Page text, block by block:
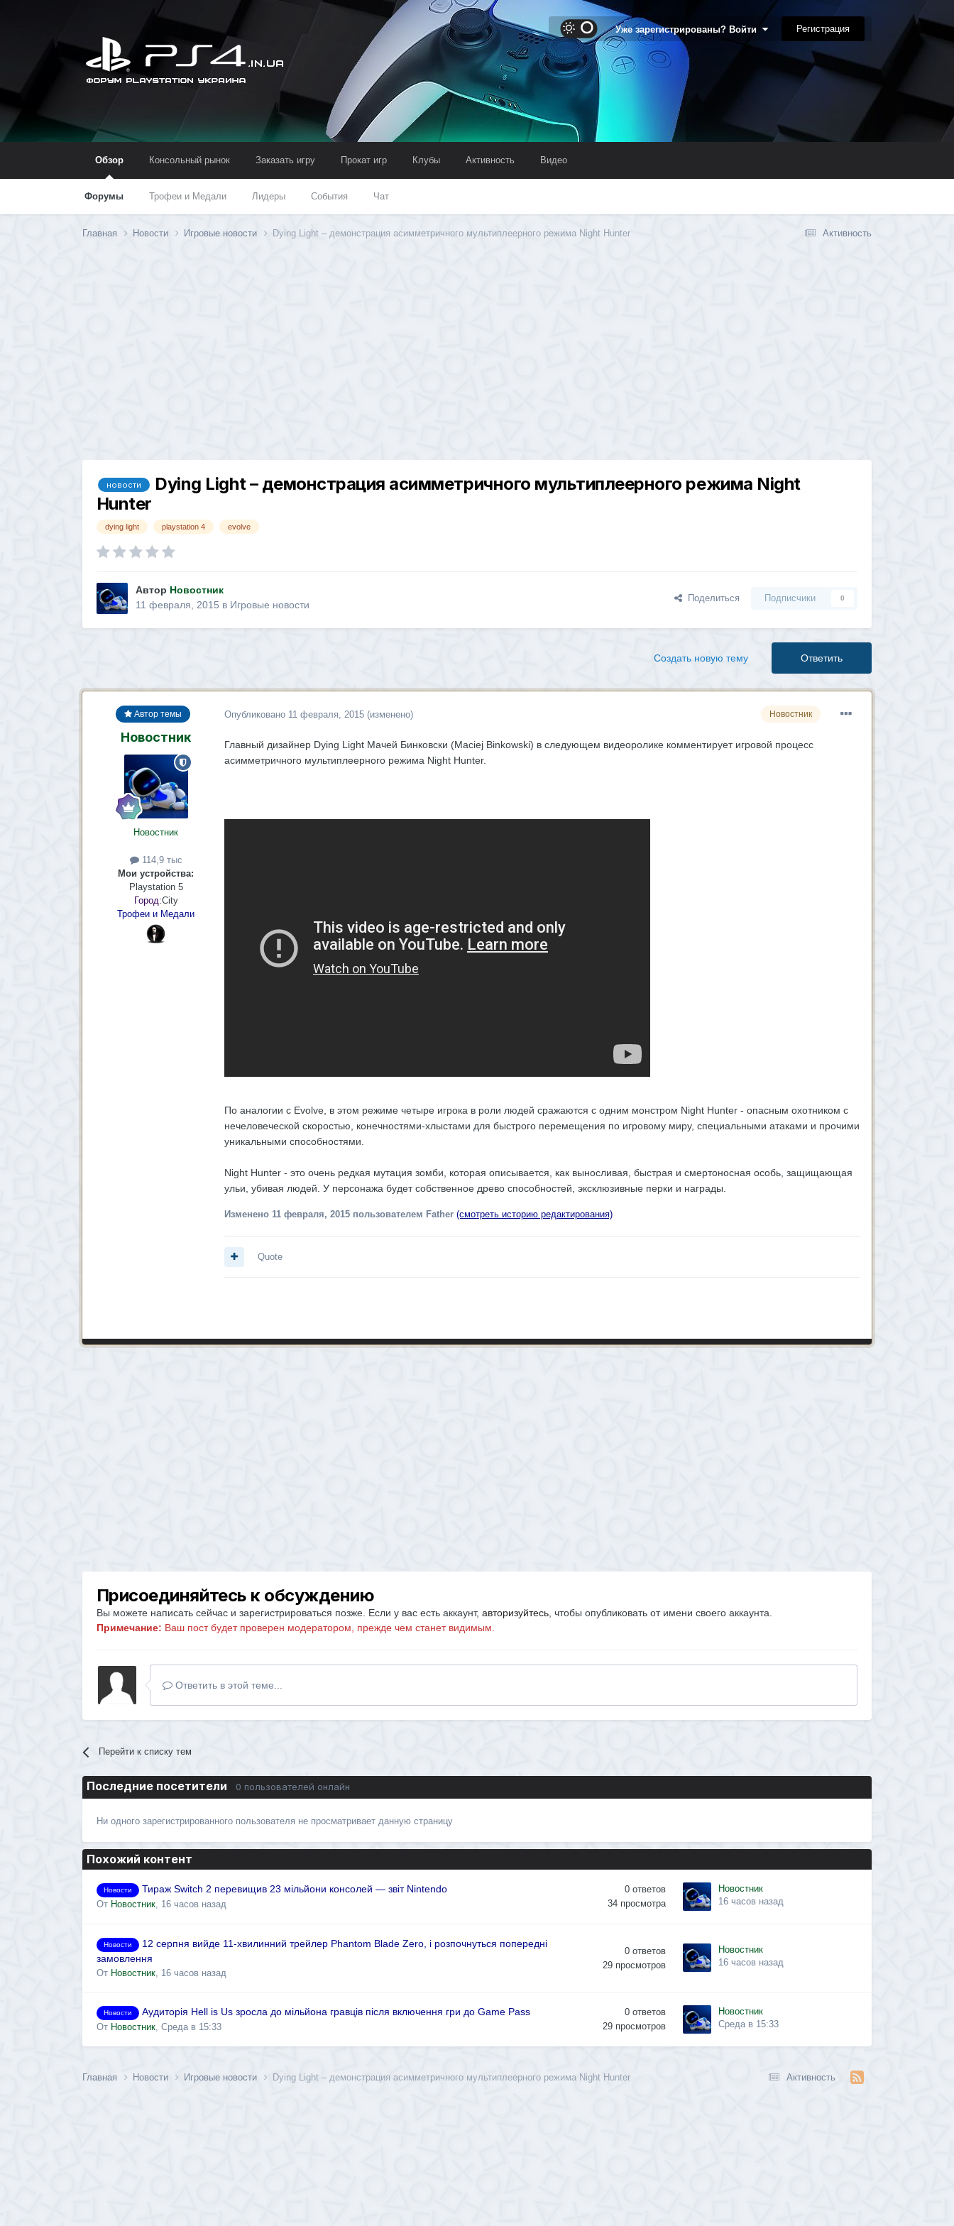
Уже зарегистрированы? Войти Регистрация
Обзор
Форумы Трофеи и Медали Лидеры События Чат
Консольный рынок Заказать игру Прокат игр Клубы Активность Видео
Активность
Главная Новости Игровые новости Dying Light – демонстрация асимметричного мультиплеерного режима Night Hunter
новости
Dying Light – демонстрация асимметричного мультиплеерного режима Night
Hunter
dying light playstation 4 evolve
Автор Новостник
11 февраля, 2015 в Игровые новости
Поделиться Подписчики 0
Ответить
Создать новую тему
Автор темы
Новостник
Новостник
114,9 тыс
Мои устройства:
Playstation 5
Город:City
Трофеи и Медали
Новостник
Опубликовано 11 февраля, 2015 (изменено)
Главный дизайнер Dying Light Мачей Бинковски (Maciej Binkowski) в следующем видеоролике комментирует игровой процесс
асимметричного мультиплеерного режима Night Hunter.
По аналогии с Evolve, в этом режиме четыре игрока в роли людей сражаются с одним монстром Night Hunter - опасным охотником с
нечеловеческой скоростью, конечностями-хлыстами для быстрого перемещения по игровому миру, специальными атаками и прочими
уникальными способностями.
Night Hunter - это очень редкая мутация зомби, которая описывается, как выносливая, быстрая и смертоносная особь, защищающая
ульи, убивая людей. У персонажа будет собственное древо способностей, эксклюзивные перки и награды.
Изменено 11 февраля, 2015пользователем Father (смотреть историю редактирования)
Quote
Присоединяйтесь к обсуждению
Вы можете написать сейчас и зарегистрироваться позже. Если у вас есть аккаунт, авторизуйтесь, чтобы опубликовать от имени своего аккаунта.
Примечание: Ваш пост будет проверен модератором, прежде чем станет видимым.
Ответить в этой теме...
Перейти к списку тем
Последние посетители 0 пользователей онлайн
Ни одного зарегистрированного пользователя не просматривает данную страницу
Похожий контент
Новости
Тираж Switch 2 перевищив 23 мільйони консолей — звіт Nintendo
От Новостник, 16 часов назад
0 ответов
34 просмотра
Новостник
16 часов назад
Новости
12 серпня вийде 11-хвилинний трейлер Phantom Blade Zero, і розпочнуться попередні
замовлення
От Новостник, 16 часов назад
0 ответов
29 просмотров
Новостник
16 часов назад
Новости
Аудиторія Hell is Us зросла до мільйона гравців після включення гри до Game Pass
От Новостник, Среда в 15:33
0 ответов
29 просмотров
Новостник
Среда в 15:33
Активность
Главная Новости Игровые новости Dying Light – демонстрация асимметричного мультиплеерного режима Night Hunter